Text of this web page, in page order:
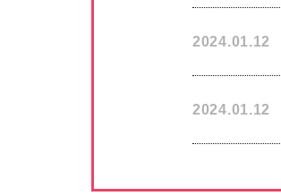
2024.01.12
2024.01.12